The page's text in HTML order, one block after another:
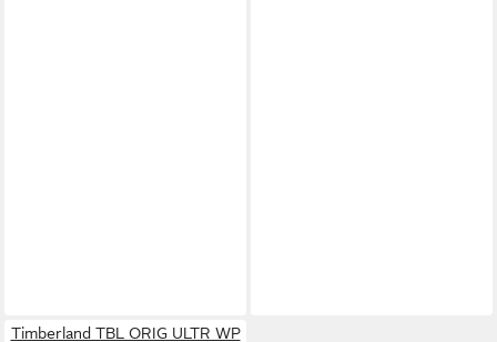
Timberland TBL ORIG ULTR WP